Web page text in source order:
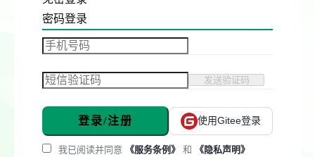
密码登录
发送验证码
登录/注册 使用Gitee登录
我已阅读并同意 《服务条例》 和 《隐私声明》